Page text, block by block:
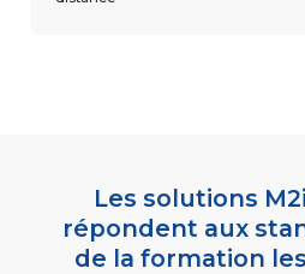
Les solutions
répondent aux
de la formation